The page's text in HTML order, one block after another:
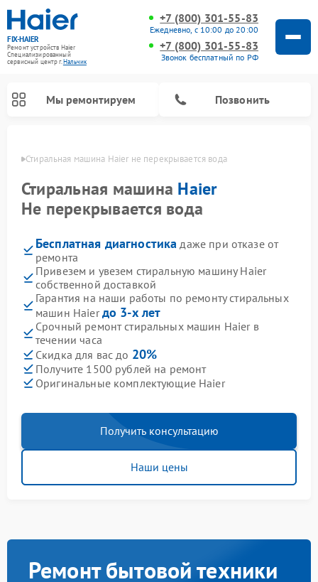
FIX-HAIER
Ремонт устройств Haier
Специализированный
cервисный центр г.Нальчик
+7 (800) 301-55-83
Ежедневно, с 10:00 до 20:00
+7 (800) 301-55-83
Звонок бесплатный по РФ
Мы ремонтируем Позвонить
Стиральная машина Haier не перекрывается вода
Стиральная машина Haier
Не перекрывается вода
Бесплатная диагностика даже при отказе от
ремонта
Привезем и увезем стиральную машину Haier
собственной доставкой
Гарантия на наши работы по ремонту стиральных
машин Haierдо 3-х лет
Срочный ремонт стиральных машин Haier в
течении часа
Скидка для вас до 20%
Получите 1500 рублей на ремонт
Оригинальные комплектующие Haier
Получить консультацию
Наши цены
Ремонт бытовой техники